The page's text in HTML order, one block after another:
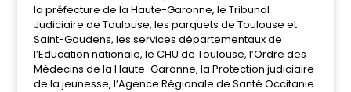
la préfecture de la Haute-Garonne, le Tribunal
Judiciaire de Toulouse, les parquets de Toulouse et
Saint-Gaudens, les services départementaux de
l’Education nationale, le CHU de Toulouse, l’Ordre des
Médecins de la Haute-Garonne, la Protection judiciaire
de la jeunesse, l’Agence Régionale de Santé Occitanie.